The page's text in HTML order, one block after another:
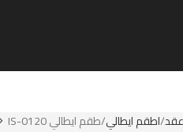
اطقم ايطالي طقم ايطالي IS-0120